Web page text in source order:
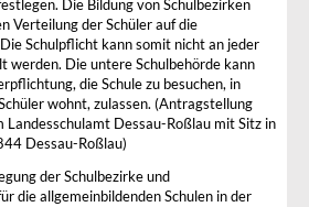
Die Bildung von Schulbezirken
Verteilung der Schüler auf die
Schulpflicht kann somit nicht an jeder
werden. Die untere Schulbehörde kann
die Schule zu besuchen, in
wohnt, zulassen. (Antragstellung
Landesschulamt Dessau-Roßlau mit Sitz in
Dessau-Roßlau)
der Schulbezirke und
die allgemeinbildenden Schulen in der